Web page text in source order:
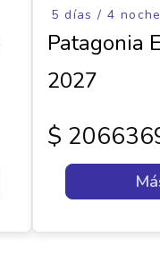
5 días / 4
Patagonia
2027
$